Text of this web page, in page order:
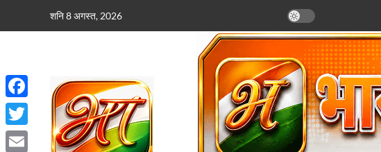
शनि 8 अगस्त, 2026
Facebook
Twitter